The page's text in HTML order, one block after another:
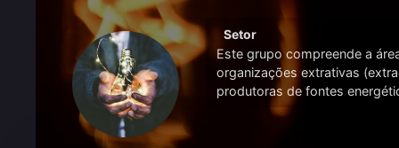
Setor
Este grupo compreende a
organizações extrativas
produtoras de fontes